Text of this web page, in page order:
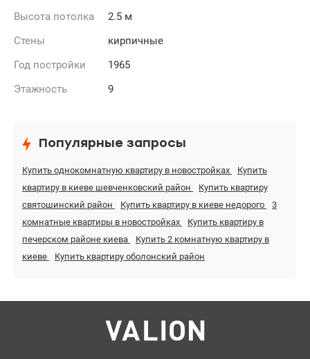
Высота потолка
2.5 м
Стены
кирпичные
Год постройки
1965
Этажность
9
Популярные запросы
Купить однокомнатную квартиру в новостройках
Купить
квартиру в киеве шевченковский район
Купить квартиру
святошинский район
Купить квартиру в киеве недорого
3
комнатные квартиры в новостройках
Купить квартиру в
печерском районе киева
Купить 2 комнатную квартиру в
киеве
Купить квартиру оболонский район